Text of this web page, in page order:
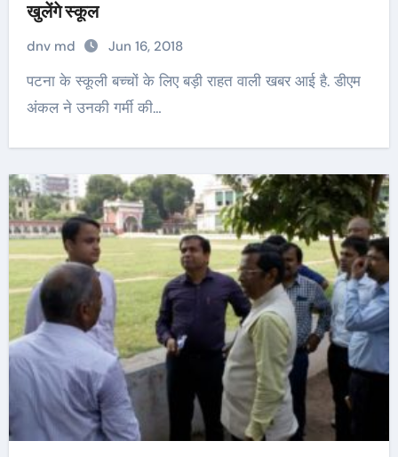
खुलेंगे स्कूल
dnv md Jun 16, 2018
पटना के स्कूली बच्चों के लिए बड़ी राहत वाली खबर आई है. डीएम
अंकल ने उनकी गर्मी की…